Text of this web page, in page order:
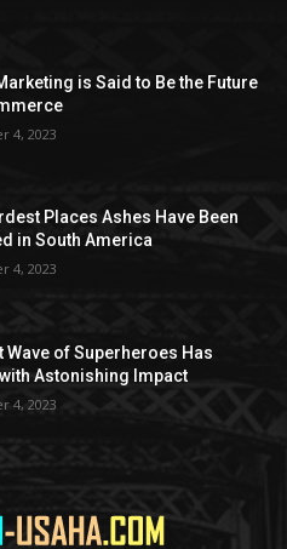
is Said to Be the Future
4, 2023
Places Ashes Have Been
in South America
4, 2023
Wave of Superheroes Has
Astonishing Impact
4, 2023